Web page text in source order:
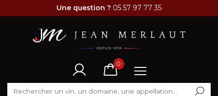
Une question ? 05 57 97 77 35
0